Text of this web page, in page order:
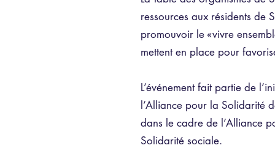
ressources aux résidents de
promouvoir le «vivre
mettent en place pour
L’événement fait partie de
l’Alliance pour la Solidarité
dans le cadre de l’Alliance
Solidarité sociale.